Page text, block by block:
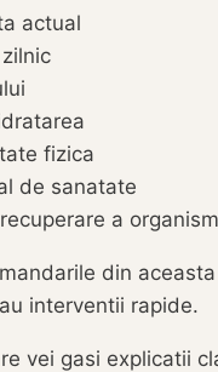
actual
fizica
de sanatate
a
din
interventii rapide.
vei gasi explicatii